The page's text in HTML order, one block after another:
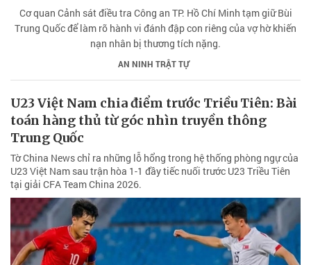
Cơ quan Cảnh sát điều tra Công an TP. Hồ Chí Minh tạm giữ Bùi
Trung Quốc để làm rõ hành vi đánh đập con riêng của vợ hờ khiến
nạn nhân bị thương tích nặng.
AN NINH TRẬT TỰ
U23 Việt Nam chia điểm trước Triều Tiên: Bài
toán hàng thủ từ góc nhìn truyền thông
Trung Quốc
Tờ China News chỉ ra những lỗ hổng trong hệ thống phòng ngự của
U23 Việt Nam sau trận hòa 1-1 đầy tiếc nuối trước U23 Triều Tiên
tại giải CFA Team China 2026.